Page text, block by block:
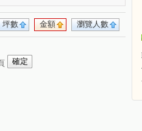
瀏覽人數
金額
坪數